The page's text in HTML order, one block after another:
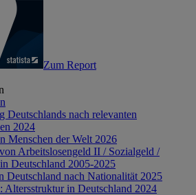
Zum Report
Deutschlands nach relevanten
2024
Menschen der Welt 2026
Arbeitslosengeld II / Sozialgeld /
Deutschland 2005-2025
Deutschland nach Nationalität 2025
Altersstruktur in Deutschland 2024